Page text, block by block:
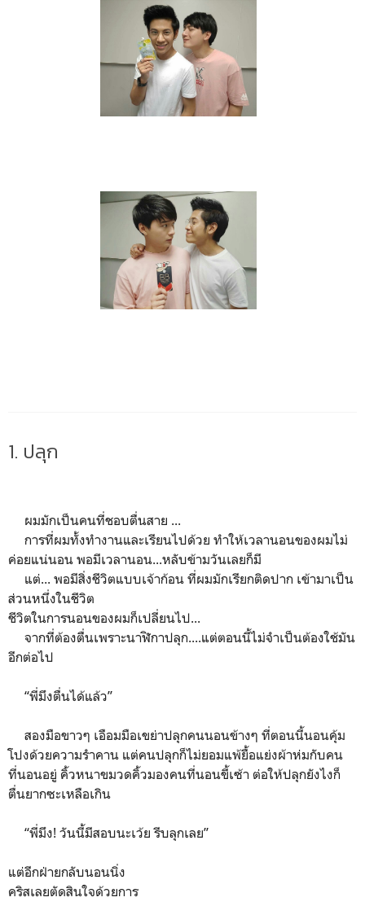
1. ปลุก
ผมมักเป็นคนที่ชอบตื่นสาย ...
การที่ผมทั้งทำงานและเรียนไปด้วย ทำให้เวลานอนของผมไม่
ค่อยแน่นอน พอมีเวลานอน...หลับข้ามวันเลยก็มี
แต่... พอมีสิ่งชีวิตแบบเจ้าก้อน ที่ผมมักเรียกติดปาก เข้ามาเป็น
ส่วนหนึ่งในชีวิต
ชีวิตในการนอนของผมก็เปลี่ยนไป...
จากที่ต้องตื่นเพราะนาฬิกาปลุก....แต่ตอนนี้ไม่จำเป็นต้องใช้มัน
อีกต่อไป
“พี่มึงตื่นได้แล้ว”
สองมือขาวๆ เอือมมือเขย่าปลุกคนนอนข้างๆ ที่ตอนนี้นอนคุ้ม
โปงด้วยความรำคาน แต่คนปลุกก็ไม่ยอมแพ้ยื้อแย่งผ้าห่มกับคน
ที่นอนอยู่ คิ้วหนาขมวดคิ้วมองคนที่นอนขี้เซ้า ต่อให้ปลุกยังไงก็
ตื่นยากซะเหลือเกิน
“พี่มึง! วันนี้มีสอบนะเว้ย รีบลุกเลย”
แต่อีกฝ่ายกลับนอนนิ่ง
คริสเลยตัดสินใจด้วยการ